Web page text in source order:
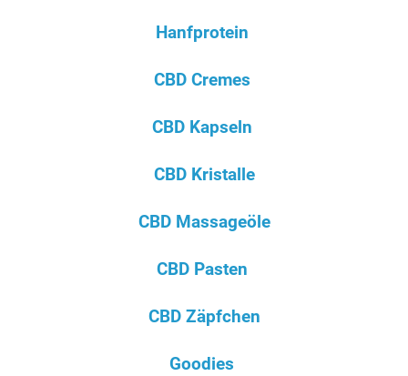
Hanfprotein
CBD Cremes
CBD Kapseln
CBD Kristalle
CBD Massageöle
CBD Pasten
CBD Zäpfchen
Goodies